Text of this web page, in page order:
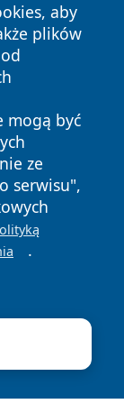
aby
plików
mogą być
ze
serwisu",
.
prawa
Polityka
Cookies